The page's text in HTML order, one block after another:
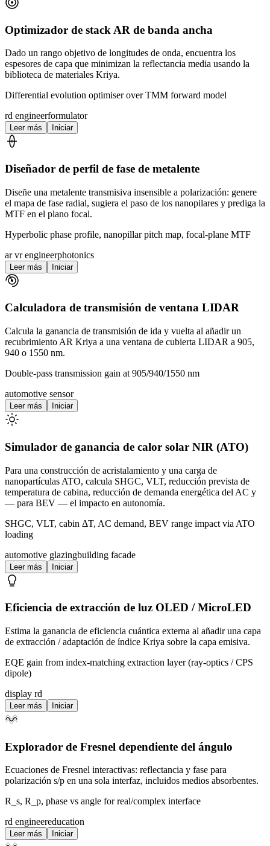
Optimizador de stack AR de banda ancha
Dado un rango objetivo de longitudes de onda, encuentra los
espesores de capa que minimizan la reflectancia media usando la
biblioteca de materiales Kriya.
Differential evolution optimiser over TMM forward model
rd engineerformulator
Leer más Iniciar
Diseñador de perfil de fase de metalente
Diseñe una metalente transmisiva insensible a polarización: genere
el mapa de fase radial, sugiera el paso de los nanopilares y prediga la
MTF en el plano focal.
Hyperbolic phase profile, nanopillar pitch map, focal-plane MTF
ar vr engineerphotonics
Leer más Iniciar
Calculadora de transmisión de ventana LIDAR
Calcula la ganancia de transmisión de ida y vuelta al añadir un
recubrimiento AR Kriya a una ventana de cubierta LIDAR a 905,
940 o 1550 nm.
Double-pass transmission gain at 905/940/1550 nm
automotive sensor
Leer más Iniciar
Simulador de ganancia de calor solar NIR (ATO)
Para una construcción de acristalamiento y una carga de
nanopartículas ATO, calcula SHGC, VLT, reducción prevista de
temperatura de cabina, reducción de demanda energética del AC y
— para BEV — el impacto en autonomía.
SHGC, VLT, cabin ΔT, AC demand, BEV range impact via ATO
loading
automotive glazingbuilding facade
Leer más Iniciar
Eficiencia de extracción de luz OLED / MicroLED
Estima la ganancia de eficiencia cuántica externa al añadir una capa
de extracción / adaptación de índice Kriya sobre la capa emisiva.
EQE gain from index-matching extraction layer (ray-optics / CPS
dipole)
display rd
Leer más Iniciar
Explorador de Fresnel dependiente del ángulo
Ecuaciones de Fresnel interactivas: reflectancia y fase para
polarización s/p en una sola interfaz, incluidos medios absorbentes.
R_s, R_p, phase vs angle for real/complex interface
rd engineereducation
Leer más Iniciar